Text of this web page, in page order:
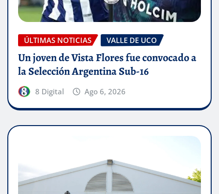
ÚLTIMAS NOTICIAS VALLE DE UCO
Un joven de Vista Flores fue convocado a
la Selección Argentina Sub-16
8 Digital Ago 6, 2026